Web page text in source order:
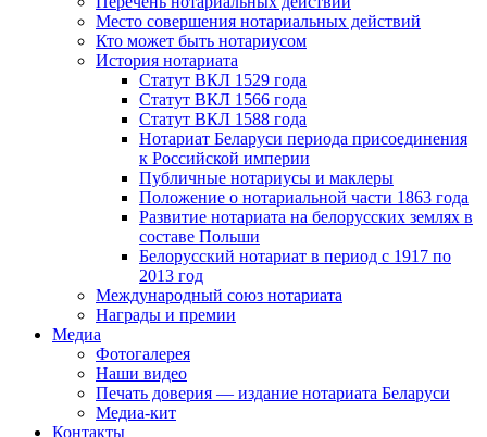
Место совершения нотариальных действий
Кто может быть нотариусом
История нотариата
Статут ВКЛ 1529 года
Статут ВКЛ 1566 года
Статут ВКЛ 1588 года
Нотариат Беларуси периода присоединения
к Российской империи
Публичные нотариусы и маклеры
Положение о нотариальной части 1863 года
Развитие нотариата на белорусских землях в
составе Польши
Белорусский нотариат в период с 1917 по
2013 год
Международный союз нотариата
Награды и премии
Медиа
Фотогалерея
Наши видео
Печать доверия — издание нотариата Беларуси
Медиа-кит
Контакты